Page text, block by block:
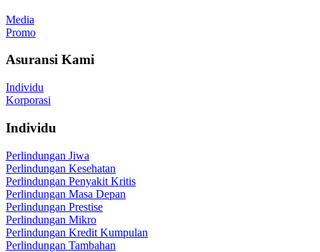
Media
Promo
Asuransi Kami
Individu
Korporasi
Individu
Perlindungan Jiwa
Perlindungan Kesehatan
Perlindungan Penyakit Kritis
Perlindungan Masa Depan
Perlindungan Prestise
Perlindungan Mikro
Perlindungan Kredit Kumpulan
Perlindungan Tambahan